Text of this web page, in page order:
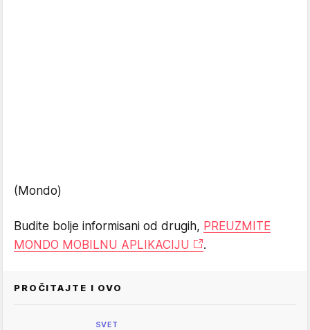
(Mondo)
Budite bolje informisani od drugih, PREUZMITE
MONDO MOBILNU APLIKACIJU
.
PROČITAJTE I OVO
SVET